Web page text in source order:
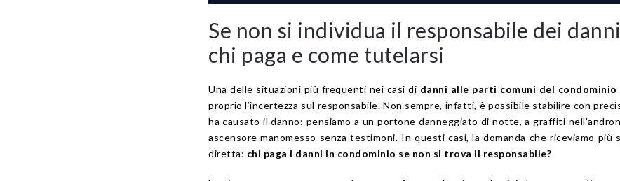
Se non si individua il responsabile dei
chi paga e come tutelarsi
Una delle situazioni più frequenti nei casi di danni alle parti comuni del condominio
proprio l’incertezza sul responsabile. Non sempre, infatti, è possibile stabilire con
ha causato il danno: pensiamo a un portone danneggiato di notte, a graffiti
ascensore manomesso senza testimoni. In questi casi, la domanda che riceviamo più
diretta: chi paga i danni in condominio se non si trova il responsabile?